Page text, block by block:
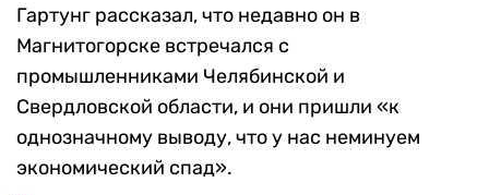
Гартунг рассказал, что недавно он в
Магнитогорске встречался с
промышленниками Челябинской и
Свердловской области, и они пришли «к
однозначному выводу, что у нас неминуем
экономический спад».